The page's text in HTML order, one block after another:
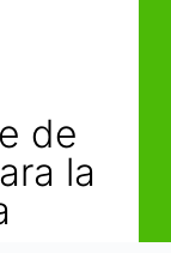
de
la